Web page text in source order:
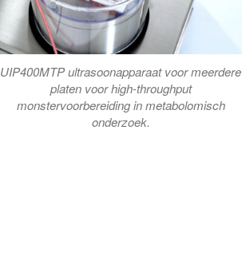
UIP400MTP ultrasoonapparaat voor meerdere
platen voor high-throughput
monstervoorbereiding in metabolomisch
onderzoek.